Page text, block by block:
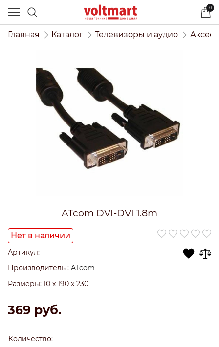
0
Главная Каталог Телевизоры и аудио
ATcom DVI-DVI 1.8m
Нет в наличии
Артикул:
Производитель : ATcom
Размеры: 10 x 190 x 230
369 руб.
Количество: